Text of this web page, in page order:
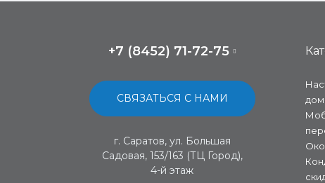
+7 (8452) 71-72-75
СВЯЗАТЬСЯ С НАМИ
г. Саратов, ул. Большая
Садовая, 153/163 (ТЦ Город),
4-й этаж